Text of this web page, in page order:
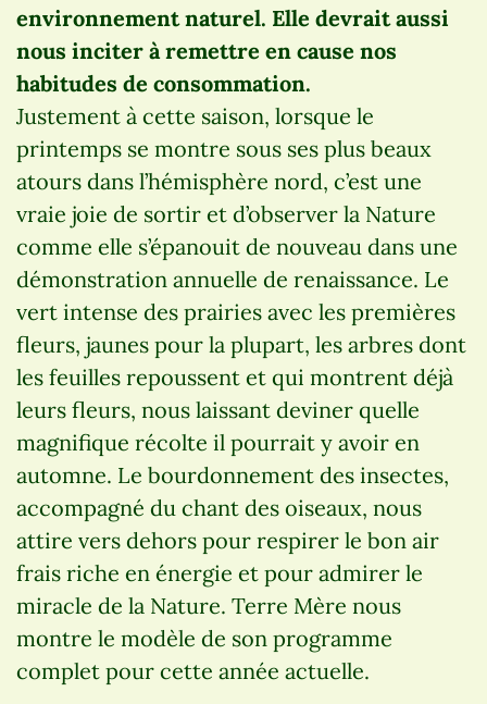
environnement naturel. Elle devrait aussi
nous inciter à remettre en cause nos
habitudes de consommation.
Justement à cette saison, lorsque le
printemps se montre sous ses plus beaux
atours dans l’hémisphère nord, c’est une
vraie joie de sortir et d’observer la Nature
comme elle s’épanouit de nouveau dans une
démonstration annuelle de renaissance. Le
vert intense des prairies avec les premières
fleurs, jaunes pour la plupart, les arbres dont
les feuilles repoussent et qui montrent déjà
leurs fleurs, nous laissant deviner quelle
magnifique récolte il pourrait y avoir en
automne. Le bourdonnement des insectes,
accompagné du chant des oiseaux, nous
attire vers dehors pour respirer le bon air
frais riche en énergie et pour admirer le
miracle de la Nature. Terre Mère nous
montre le modèle de son programme
complet pour cette année actuelle.